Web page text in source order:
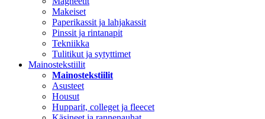
Makeiset
Paperikassit ja lahjakassit
Pinssit ja rintanapit
Tekniikka
Tulitikut ja sytyttimet
Mainostekstiilit
Mainostekstiilit
Asusteet
Housut
Hupparit, colleget ja fleecet